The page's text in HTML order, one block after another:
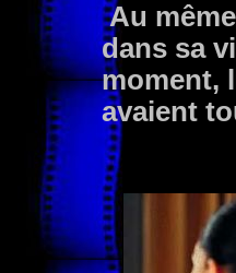
Au
dans sa
moment,
avaient